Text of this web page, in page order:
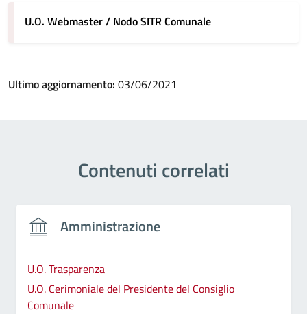
U.O. Webmaster / Nodo SITR Comunale
Ultimo aggiornamento: 03/06/2021
Contenuti correlati
Amministrazione
U.O. Trasparenza
U.O. Cerimoniale del Presidente del Consiglio
Comunale